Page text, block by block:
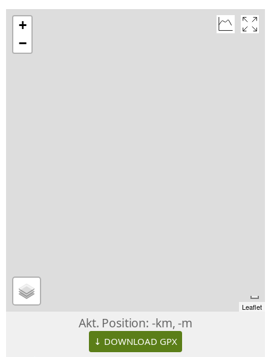
+
−
Leaflet
Akt. Position: -km, -m
↓ DOWNLOAD GPX